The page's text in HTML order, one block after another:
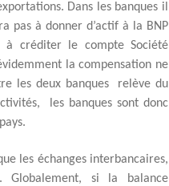
Dans les banques il
pas à donner d’actif à la BNP
créditer le compte Société
la compensation ne
les deux banques relève du
les banques sont donc
les échanges interbancaires,
Globalement, si la balance